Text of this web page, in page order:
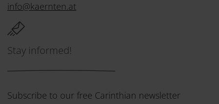
info@kaernten.at
Stay informed!
Subscribe to our free Carinthian newsletter